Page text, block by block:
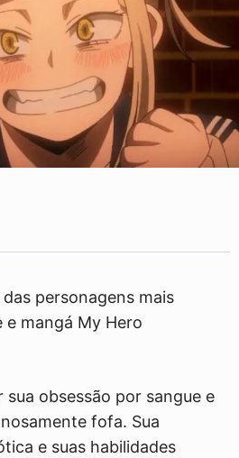
personagens mais
e mangá My Hero
sua obsessão por sangue e
fofa. Sua
e suas habilidades